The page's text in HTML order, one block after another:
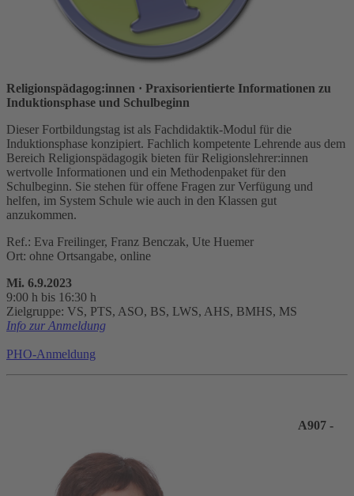
Religionspädagog:innen · Praxisorientierte Informationen zu
Induktionsphase und Schulbeginn
Dieser Fortbildungstag ist als Fachdidaktik-Modul für die
Induktionsphase konzipiert. Fachlich kompetente Lehrende aus dem
Bereich Religionspädagogik bieten für Religionslehrer:innen
wertvolle Informationen und ein Methodenpaket für den
Schulbeginn. Sie stehen für offene Fragen zur Verfügung und
helfen, im System Schule wie auch in den Klassen gut
anzukommen.
Ref.: Eva Freilinger, Franz Benczak, Ute Huemer
Ort: ohne Ortsangabe, online
Mi. 6.9.2023
9:00 h bis 16:30 h
Zielgruppe: VS, PTS, ASO, BS, LWS, AHS, BMHS, MS
Info zur Anmeldung
PHO-Anmeldung
A907 -